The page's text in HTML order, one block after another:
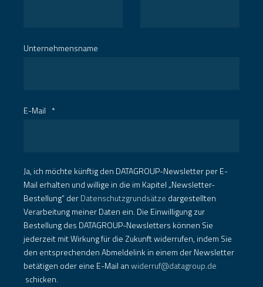
Unternehmensname
E-Mail *
Ja, ich möchte künftig den DATAGROUP-Newsletter per E-
Mail erhalten und willige in die im Kapitel „Newsletter-
Bestellung“ derDatenschutzgrundsätze dargestellten
Verarbeitung meiner Daten ein. Die Einwilligung zur
Bestellung des DATAGROUP-Newsletters können Sie
jederzeit mit Wirkung für die Zukunft widerrufen, indem Sie
den entsprechenden Abmeldelink in einem der Newsletter
betätigen oder eine E-Mail anwiderruf@datagroup.de
schicken.